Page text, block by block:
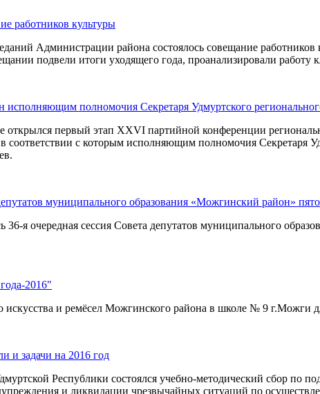
работников культуры
Администрации района состоялось совещание
подвели итоги уходящего года, проанализировали
исполняющим полномочия Секретаря Удмуртского
открылся первый этап XXVI партийной конференции
соответствии с которым исполняющим полномочия Секретаря
муниципального образования «Можгинский район»
36-я очередная сессия Совета депутатов муниципального
2016"
и ремёсел Можгинского района в школе № 9 г.Можги
и задачи на 2016 год
Республики состоялся учебно-методический сбор по
и ликвидации чрезвычайных ситуаций по